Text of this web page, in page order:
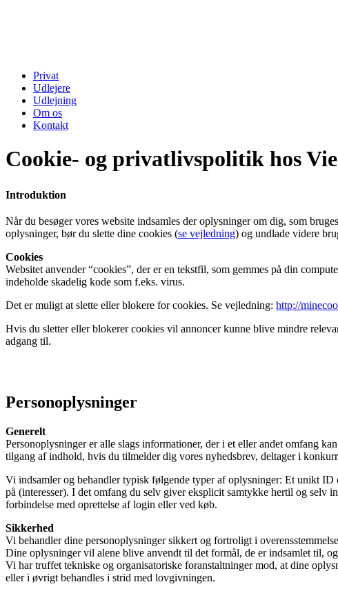
Privat
Udlejere
Udlejning
Om os
Kontakt
Cookie- og privatlivspolitik hos
Introduktion
Når du besøger vores website indsamles der oplysninger om dig, som
oplysninger, bør du slette dine cookies (se vejledning) og undlade videre
Cookies
Websitet anvender “cookies”, der er en tekstfil, som gemmes på din
indeholde skadelig kode som f.eks. virus.
Det er muligt at slette eller blokere for cookies. Se vejledning: http://
Hvis du sletter eller blokerer cookies vil annoncer kunne blive mindre
adgang til.
Personoplysninger
Generelt
Personoplysninger er alle slags informationer, der i et eller andet omfang
tilgang af indhold, hvis du tilmelder dig vores nyhedsbrev, deltager i
Vi indsamler og behandler typisk følgende typer af oplysninger: Et unikt
på (interesser). I det omfang du selv giver eksplicit samtykke hertil og selv
forbindelse med oprettelse af login eller ved køb.
Sikkerhed
Vi behandler dine personoplysninger sikkert og fortroligt i
Dine oplysninger vil alene blive anvendt til det formål, de er indsamlet til,
Vi har truffet tekniske og organisatoriske foranstaltninger mod, at dine
eller i øvrigt behandles i strid med lovgivningen.